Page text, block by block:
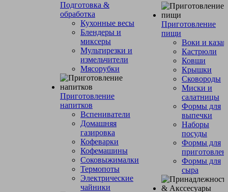
Подготовка &
обработка
Кухонные весы
Блендеры и
миксеры
Мультирезки и
измельчители
Мясорубки
Приготовление
напитков
Вспениватели
Домашняя
газировка
Кофеварки
Кофемашины
Соковыжималки
Термопоты
Электрические
чайники
Приготовление
пищи
Воки и
Кастрюли
Ковши
Крышки
Сковороды
Миски и
салатницы
Формы для
выпечки
Наборы
посуды
Формы для
Формы для
сыра